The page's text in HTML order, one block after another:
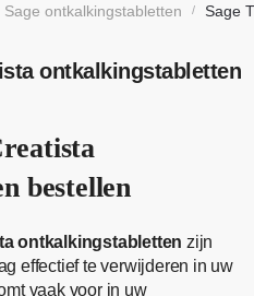
besteld,
bij orders
Sage ontkalkingstabletten / Sage
ontkalkingstabletten
bestellen
ontkalkingstabletten zijn
effectief te verwijderen in uw
vaak voor in uw